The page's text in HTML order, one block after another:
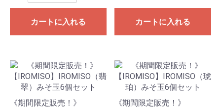
カートに入れる カートに入れる
《期間限定販売！》
《期間限定販売！》